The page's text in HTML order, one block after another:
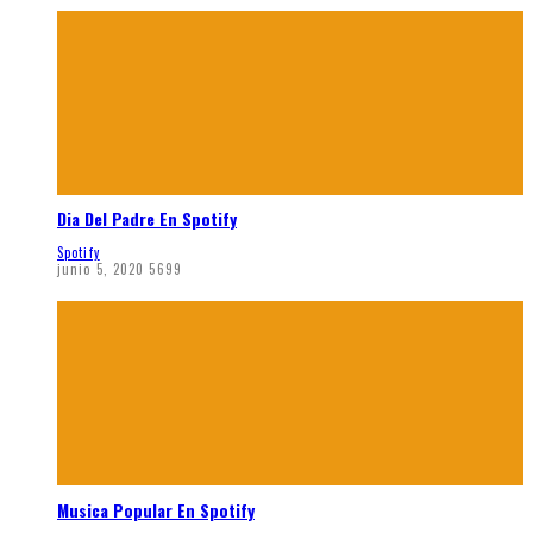
Dia Del Padre En Spotify
Spotify
junio 5, 2020 5699
Musica Popular En Spotify